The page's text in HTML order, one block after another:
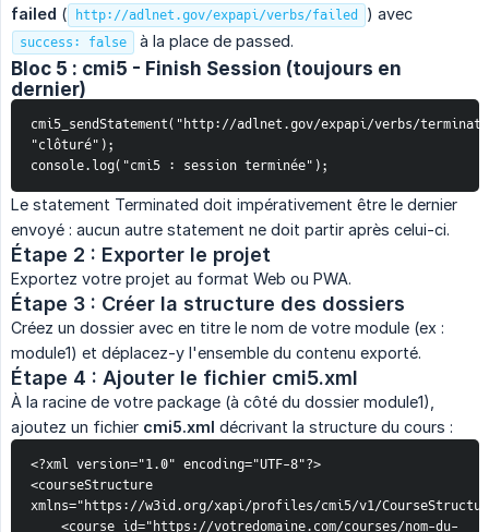
failed ( http://adlnet.gov/expapi/verbs/failed ) avec
success: false à la place de passed.
Bloc 5 : cmi5 - Finish Session (toujours en
dernier)
cmi5_sendStatement("http://adlnet.gov/expapi/verbs/
"clôturé");
console.log("cmi5 : session terminée");
Le statement Terminated doit impérativement être le dernier
envoyé : aucun autre statement ne doit partir après celui-ci.
Étape 2 : Exporter le projet
Exportez votre projet au format Web ou PWA.
Étape 3 : Créer la structure des dossiers
Créez un dossier avec en titre le nom de votre module (ex :
module1) et déplacez-y l'ensemble du contenu exporté.
Étape 4 : Ajouter le fichier cmi5.xml
À la racine de votre package (à côté du dossier module1),
ajoutez un fichier cmi5.xml décrivant la structure du cours :
<?xml version="1.0" encoding="UTF-8"?>
<courseStructure
xmlns="https://w3id.org/xapi/profiles/cmi5/v1/